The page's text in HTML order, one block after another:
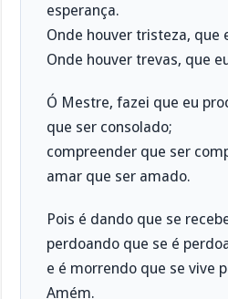
esperança.
Onde houver tristeza, que
Onde houver trevas, que
Ó Mestre, fazei que eu
que ser consolado;
compreender que ser
amar que ser amado.
Pois é dando que se
perdoando que se é
e é morrendo que se vive
Amém.